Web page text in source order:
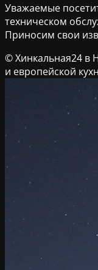
Уважаемые
техническом
Приносим свои
© Хинкальная24 в
и европейской